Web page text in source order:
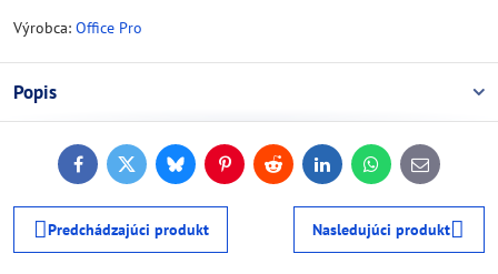
Výrobca: Office Pro
Popis
FacebookTwitterBlueskyPinterestReddit LinkedInWhatsApp
E-
mail
Predchádzajúci produkt Nasledujúci produkt